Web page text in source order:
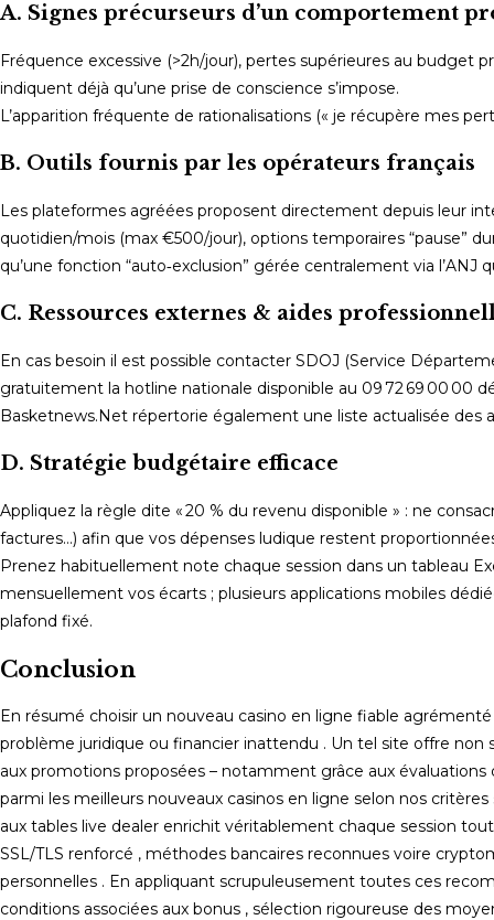
A. Signes précurseurs d’un comportement
Fréquence excessive (>2h/jour), pertes supérieures au budget
indiquent déjà qu’une prise de conscience s’impose.
L’apparition fréquente de rationalisations (« je récupère mes
B. Outils fournis par les opérateurs français
Les plateformes agréées proposent directement depuis leur
quotidien/mois (max €500/jour), options temporaires “pause”
qu’une fonction “auto‑exclusion” gérée centralement via
C.​ Ressources externes & aides
En cas besoin il est possible contacter SDOJ (Service
gratuitement la hotline nationale disponible au 09 72 69 00 00
Basketnews.Net répertorie également une liste actualisée
D.​ Stratégie budgétaire efficace
Appliquez la règle dite « 20 % du revenu disponible » : ne
factures…) afin que vos dépenses ludique restent
Prenez habituellement note chaque session dans un tableau
mensuellement vos écarts ; plusieurs applications mobiles
plafond fixé.
Conclusion
En résumé choisir un nouveau casino en ligne fiable
problème juridique ou financier inattendu . Un tel site offre
aux promotions proposées – notamment grâce aux
parmi les meilleurs nouveaux casinos en ligne selon nos
aux tables live dealer enrichit véritablement chaque session
SSL/TLS renforcé , méthodes bancaires reconnues voire
personnelles . En appliquant scrupuleusement toutes ces
conditions associées aux bonus , sélection rigoureuse des